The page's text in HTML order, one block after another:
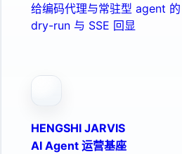
给编码代理与常驻型 agent 的
dry-run 与 SSE 回显
HENGSHI JARVIS
AI Agent 运营基座